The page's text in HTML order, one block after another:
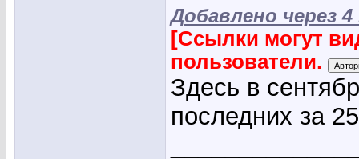
Добавлено через
[Ссылки могут
пользователи.
Здесь в
последних за